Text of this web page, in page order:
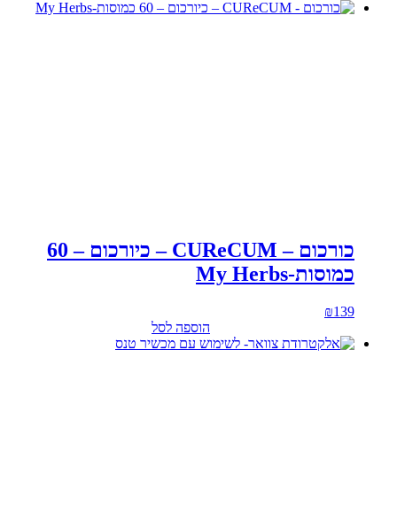
כורכום – CUReCUM – כיורכום – 60
כמוסות-My Herbs
₪139
הוספה לסל